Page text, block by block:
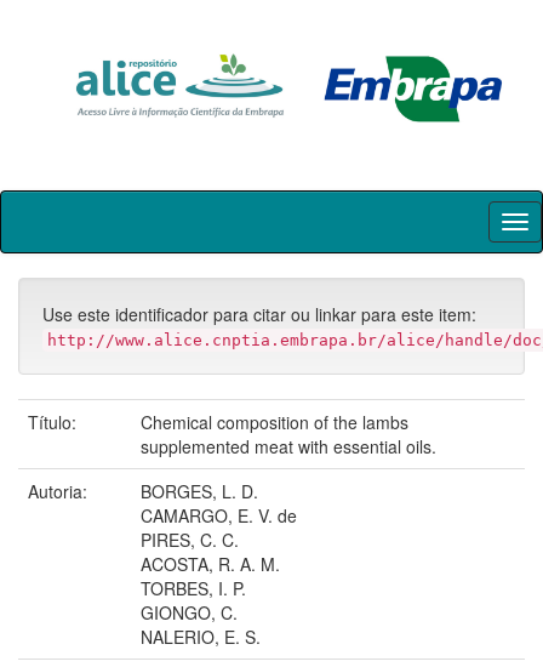
Skip
Use este identificador para citar ou linkar para este item:
http://www.alice.cnptia.embrapa.br/alice/handle/doc/
Título:
Chemical composition of the lambs
supplemented meat with essential oils.
Autoria:
BORGES, L. D.
CAMARGO, E. V. de
PIRES, C. C.
ACOSTA, R. A. M.
TORBES, I. P.
GIONGO, C.
NALERIO, E. S.